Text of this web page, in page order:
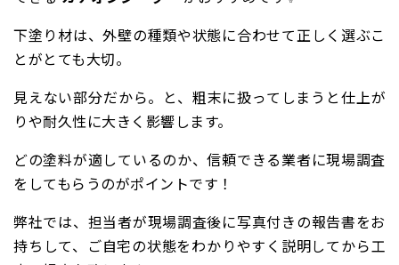
下塗り材は、外壁の種類や状態に合わせて正しく選ぶこ
とがとても大切。
見えない部分だから。と、粗末に扱ってしまうと仕上が
りや耐久性に大きく影響します。
どの塗料が適しているのか、信頼できる業者に現場調査
をしてもらうのがポイントです！
弊社では、担当者が現場調査後に写真付きの報告書をお
持ちして、ご自宅の状態をわかりやすく説明してから工